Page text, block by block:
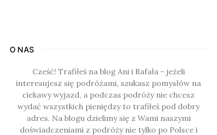
O NAS
Cześć! Trafiłeś na blog Ani i Rafała - jeżeli
interesujesz się podróżami, szukasz pomysłów na
ciekawy wyjazd, a podczas podróży nie chcesz
wydać wszystkich pieniędzy to trafiłeś pod dobry
adres. Na blogu dzielimy się z Wami naszymi
doświadczeniami z podróży nie tylko po Polsce i